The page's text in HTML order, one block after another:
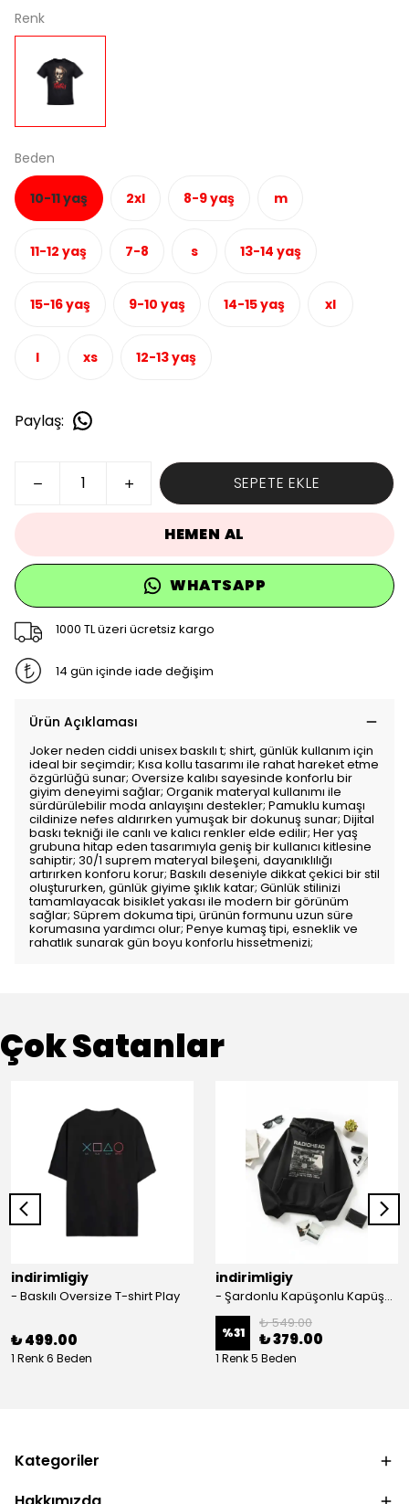
Renk
Beden
10-11 yaş 2xl 8-9 yaş m
11-12 yaş 7-8 s 13-14 yaş
15-16 yaş 9-10 yaş 14-15 yaş xl
l xs 12-13 yaş
Paylaş:
SEPETE EKLE
HEMEN AL
WHATSAPP
1000 TL üzeri ücretsiz kargo
14 gün içinde iade değişim
Ürün Açıklaması
Joker neden ciddi unisex baskılı t; shirt, günlük kullanım için
ideal bir seçimdir; Kısa kollu tasarımı ile rahat hareket etme
özgürlüğü sunar; Oversize kalıbı sayesinde konforlu bir
giyim deneyimi sağlar; Organik materyal kullanımı ile
sürdürülebilir moda anlayışını destekler; Pamuklu kumaşı
cildinize nefes aldırırken yumuşak bir dokunuş sunar; Dijital
baskı tekniği ile canlı ve kalıcı renkler elde edilir; Her yaş
grubuna hitap eden tasarımıyla geniş bir kullanıcı kitlesine
sahiptir; 30/1 suprem materyal bileşeni, dayanıklılığı
artırırken konforu korur; Baskılı deseniyle dikkat çekici bir stil
oluştururken, günlük giyime şıklık katar; Günlük stilinizi
tamamlayacak bisiklet yakası ile modern bir görünüm
sağlar; Süprem dokuma tipi, ürünün formunu uzun süre
korumasına yardımcı olur; Penye kumaş tipi, esneklik ve
rahatlık sunarak gün boyu konforlu hissetmenizi;
Çok Satanlar
indirimligiy
- Baskılı Oversize T-shirt Play
₺ 499.00
1 Renk 6 Beden
indirimligiy
- Şardonlu Kapüşonlu Kapüşonlu Kanguru Cep Oversize Lastik Paça Sweatshirt Takimi
%31
₺ 549.00
₺ 379.00
1 Renk 5 Beden
Kategoriler